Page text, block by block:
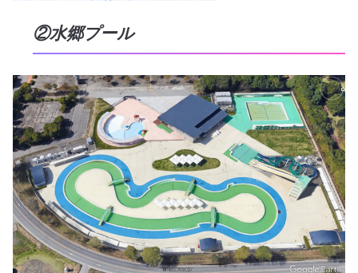
②水郷プール